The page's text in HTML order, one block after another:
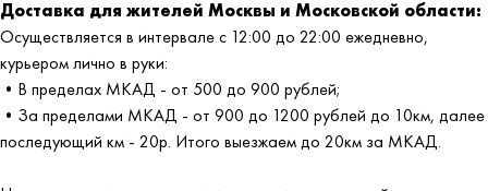
Доставка для жителей Москвы и Московской области:
Осуществляется в интервале с 12:00 до 22:00 ежедневно,
курьером лично в руки:
•В пределах МКАД - от 500 до 900 рублей;
•За пределами МКАД - от 900 до 1200 рублей до 10км, далее
последующий км - 20р. Итого выезжаем до 20км за МКАД.